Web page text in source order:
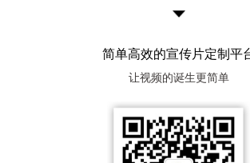
简单高效的宣传片定制平
让视频的诞生更简单